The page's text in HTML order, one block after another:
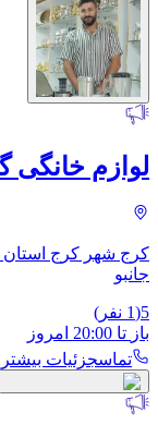
لوازم خانگی
کرج شهر کرج استان
جانبو
5
(
1 نفر)
باز تا 20:00 امروز
تماسجزئیات بیشتر